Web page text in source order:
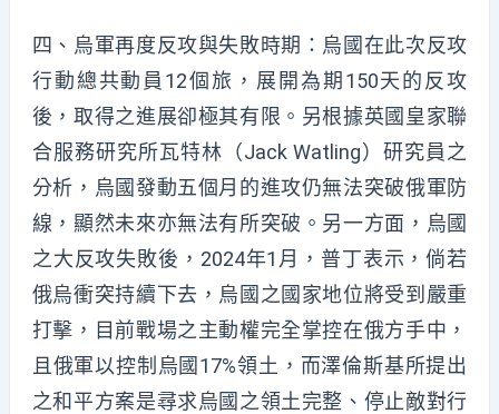
四、烏軍再度反攻與失敗時期：烏國在此次反攻
行動總共動員12個旅，展開為期150天的反攻
後，取得之進展卻極其有限。另根據英國皇家聯
合服務研究所瓦特林（Jack Watling）研究員之
分析，烏國發動五個月的進攻仍無法突破俄軍防
線，顯然未來亦無法有所突破。另一方面，烏國
之大反攻失敗後，2024年1月，普丁表示，倘若
俄烏衝突持續下去，烏國之國家地位將受到嚴重
打擊，目前戰場之主動權完全掌控在俄方手中，
且俄軍以控制烏國17%領土，而澤倫斯基所提出
之和平方案是尋求烏國之領土完整、停止敵對行